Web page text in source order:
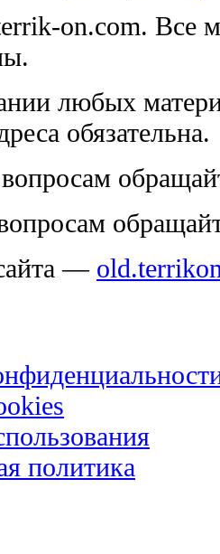
on.com. Все
любых
обязательна.
—
политика